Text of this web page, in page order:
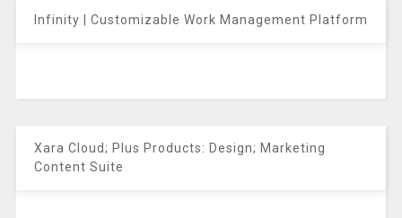
Infinity | Customizable Work Management Platform
Xara Cloud; Plus Products: Design; Marketing
Content Suite